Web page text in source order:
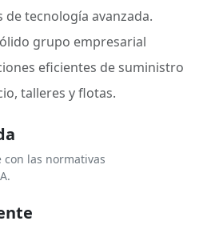
tecnología avanzada.
grupo empresarial
eficientes de suministro
talleres y flotas.
las normativas